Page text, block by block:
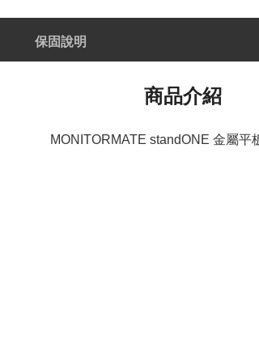
保固說明
商品介紹
MONITORMATE standONE 金屬平